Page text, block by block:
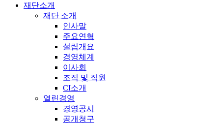
재단소개
재단 소개
인사말
주요연혁
설립개요
경영체계
이사회
조직 및 직원
CI소개
열린경영
경영공시
공개청구